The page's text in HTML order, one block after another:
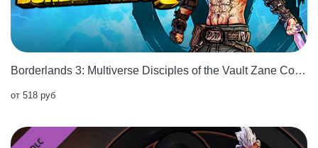
Borderlands 3: Multiverse Disciples of the Vault Zane Cosmetic Pack
от 518 руб